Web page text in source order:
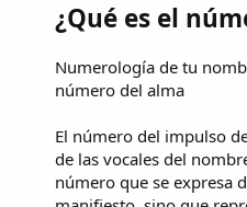
¿Qué es el
Numerología de tu
número del alma
El número del impulso
de las vocales del
número que se expresa